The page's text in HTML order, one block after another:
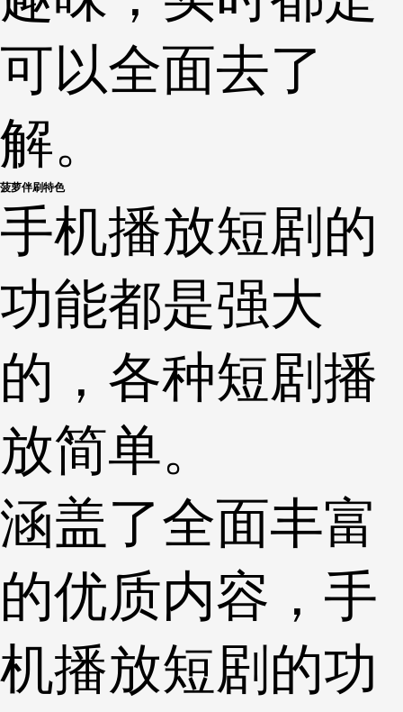
可以全面去了
解。
菠萝伴刷特色
手机播放短剧的
功能都是强大
的，各种短剧播
放简单。
涵盖了全面丰富
的优质内容，手
机播放短剧的功